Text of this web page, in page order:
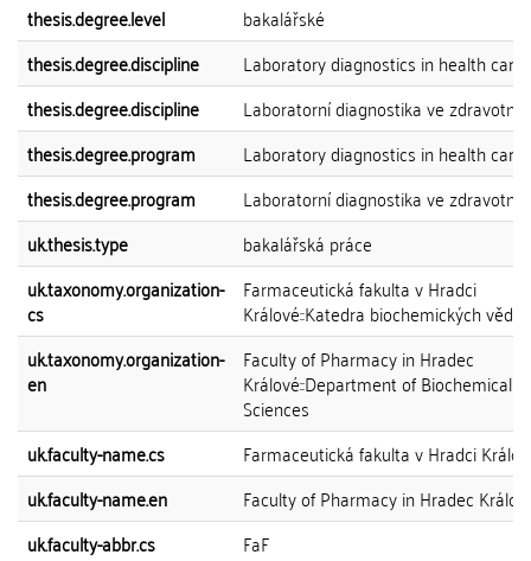
thesis.degree.level
bakalářské
thesis.degree.discipline
Laboratory diagnostics in health care
thesis.degree.discipline
Laboratorní diagnostika ve
thesis.degree.program
Laboratory diagnostics in health care
thesis.degree.program
Laboratorní diagnostika ve
uk.thesis.type
bakalářská práce
uk.taxonomy.organization-
cs
Farmaceutická fakulta v Hradci
Králové::Katedra biochemických věd
uk.taxonomy.organization-
en
Faculty of Pharmacy in Hradec
Králové::Department of Biochemical
Sciences
uk.faculty-name.cs
Farmaceutická fakulta v Hradci
uk.faculty-name.en
Faculty of Pharmacy in Hradec
uk.faculty-abbr.cs
FaF